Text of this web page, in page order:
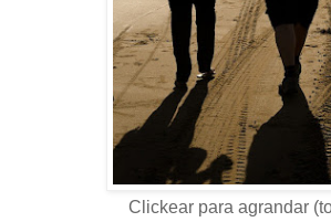
Clickear para agrandar